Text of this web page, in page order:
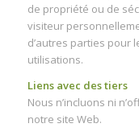
de propriété ou de
visiteur
d’autres parties pour
utilisations.
Liens avec des tiers
Nous n’incluons ni
notre site Web.